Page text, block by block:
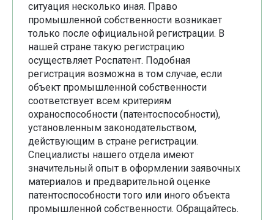
ситуация несколько иная. Право
промышленной собственности возникает
только после официальной регистрации. В
нашей стране такую регистрацию
осуществляет Роспатент. Подобная
регистрация возможна в том случае, если
объект промышленной собственности
соответствует всем критериям
охраноспособности (патентоспособности),
установленным законодательством,
действующим в стране регистрации.
Специалисты нашего отдела имеют
значительный опыт в оформлении заявочных
материалов и предварительной оценке
патентоспособности того или иного объекта
промышленной собственности. Обращайтесь.